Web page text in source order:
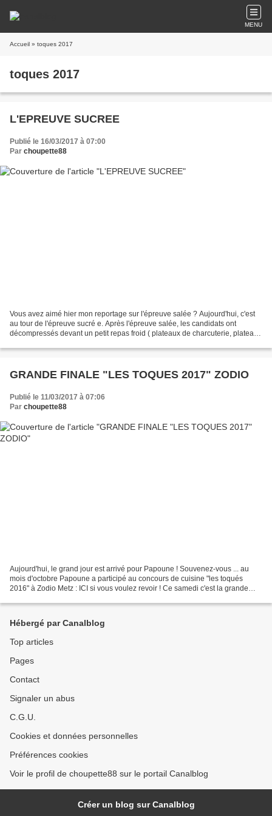
MENU
Accueil » toques 2017
toques 2017
L'EPREUVE SUCREE
Publié le 16/03/2017 à 07:00
Par choupette88
Vous avez aimé hier mon reportage sur l'épreuve salée ? Aujourd'hui, c'est
au tour de l'épreuve sucré e. Après l'épreuve salée, les candidats ont
décompressés devant un petit repas froid ( plateaux de charcuterie, plateaux
GRANDE FINALE "LES TOQUES 2017" ZODIO
Publié le 11/03/2017 à 07:06
Par choupette88
Aujourd'hui, le grand jour est arrivé pour Papoune ! Souvenez-vous ... au
mois d'octobre Papoune a participé au concours de cuisine "les toqués
2016" à Zodio Metz : ICI si vous voulez revoir ! Ce samedi c'est la grande
Hébergé par Canalblog
Top articles
Pages
Contact
Signaler un abus
C.G.U.
Cookies et données personnelles
Préférences cookies
Voir le profil de choupette88 sur le portail Canalblog
Créer un blog sur Canalblog